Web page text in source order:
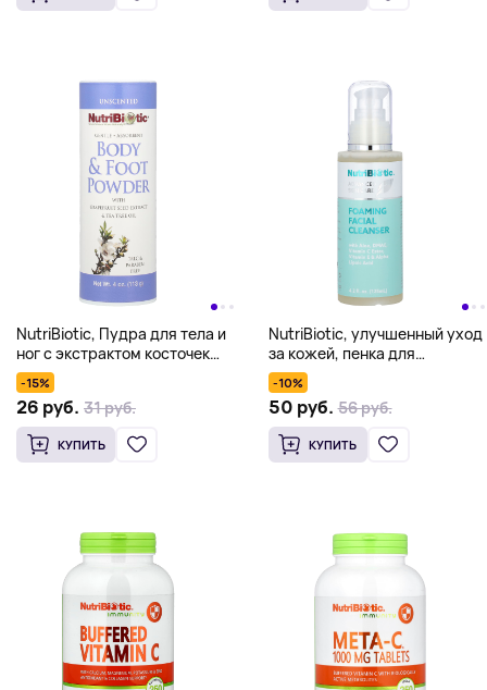
NutriBiotic, Пудра для тела и
ног с экстрактом косточек
грейпфрута и маслом
чайного дерева, без запаха,
113 г (4 унции)
-15%
26 руб. 31 руб.
КУПИТЬ
NutriBiotic, улучшенный уход
за кожей, пенка для
умывания, 125 мл (4,2 жидк.
унции)
-10%
50 руб. 56 руб.
КУПИТЬ